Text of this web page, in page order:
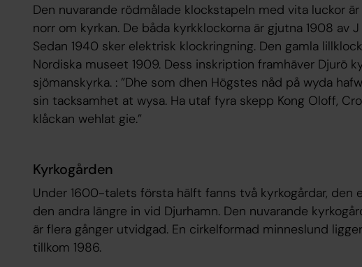
Den nuvarande rödmålade klockstapeln med vita luckor
norr om kyrkan. De båda kyrkklockorna är gjutna 1908 av
Sedan 1940 sker elektrisk klockringning. Den gamla
Nordiska museet 1909. Dess inskription framhäver Djurö
sjömanskyrka. : ”Dhe som dhen Högstes nåd på wyda
sin tacksamhet at wysa. Ha utaf fyra skepp Kong Oloff,
klåckan wehlat gie.”
Kyrkogården
Under 1600-talets första hälft fanns två kyrkogårdar, den
den andra längre in vid Djurhamn. Den nuvarande
är flera gånger utvidgad. En cirkelformad minneslund
tillkom 1986.